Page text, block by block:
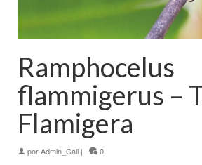
Ramphocelus
flammigerus –
Flamigera
porAdmin_Cali | 0